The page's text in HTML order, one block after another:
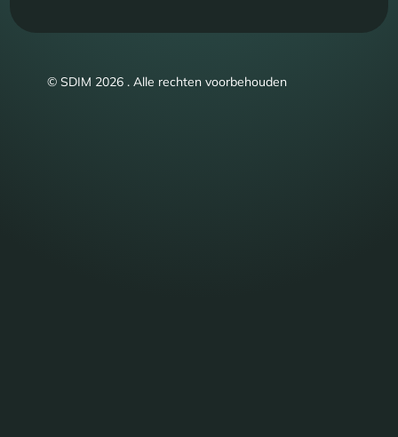
© SDIM 2026 . Alle rechten voorbehouden